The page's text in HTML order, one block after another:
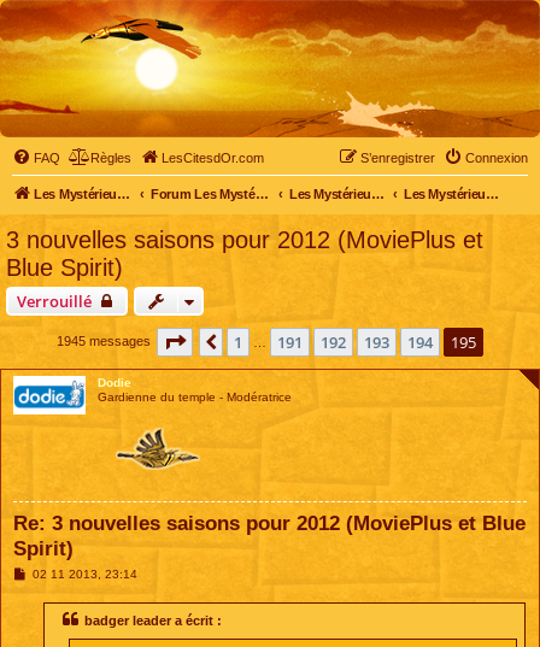
FAQ Règles LesCitesdOr.com Connexion
S’enregistrer
Les Mystérieuses Cités d'Or - LesCitesdOr.com Forum Les Mystérieuses Cités d'Or Les Mystérieuses Cités d'Or Les Mystérieuses Cités d'Or : saison 2 (2013)
3 nouvelles saisons pour 2012 (MoviePlus et
Blue Spirit)
Verrouillé
1945 messages Page 195 sur195
Précédente
1 191 192 193 194 195
Dodie
Gardienne du temple - Modératrice
Re: 3 nouvelles saisons pour 2012 (MoviePlus et Blue
Spirit)
M02 11 2013, 23:14
badger leader a écrit :